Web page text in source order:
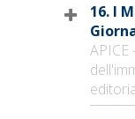
16. I
APICE